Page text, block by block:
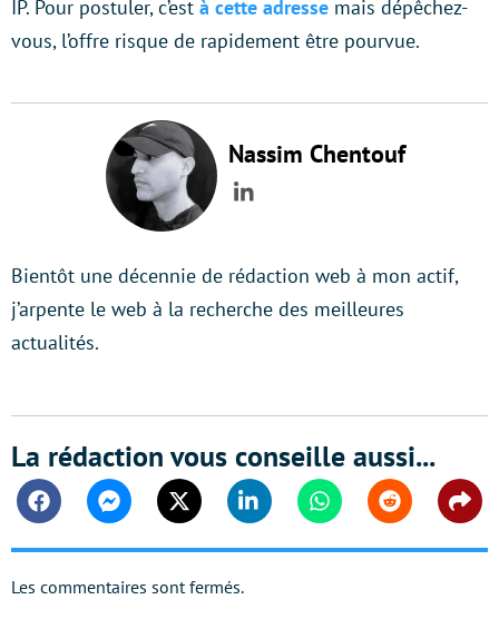
IP. Pour postuler, c’est à cette adresse mais dépêchez-
vous, l’offre risque de rapidement être pourvue.
Nassim Chentouf
LinkedIn
Bientôt une décennie de rédaction web à mon actif,
j’arpente le web à la recherche des meilleures
actualités.
La rédaction vous conseille aussi...
FacebookMessengerTwitter Linkedin WhatsappReddit
Les commentaires sont fermés.